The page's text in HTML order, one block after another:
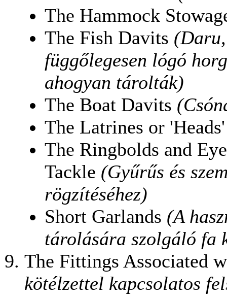
The Hammock
The Fish Davits
függőlegesen lógó
ahogyan tárolták)
The Boat Davits
The Latrines or
The Ringbolds and
Tackle (Gyűrűs és
rögzítéséhez)
Short Garlands (A
tárolására szolgáló fa
The Fittings Associated
kötélzettel kapcsolatos